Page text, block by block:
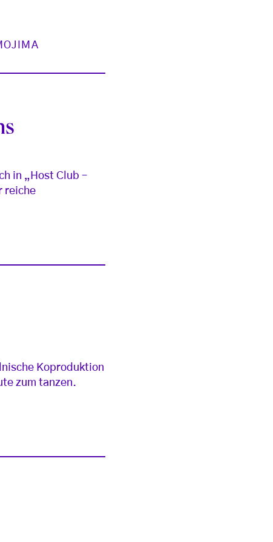
in „Host Club –
reiche
Koproduktion
zum tanzen.